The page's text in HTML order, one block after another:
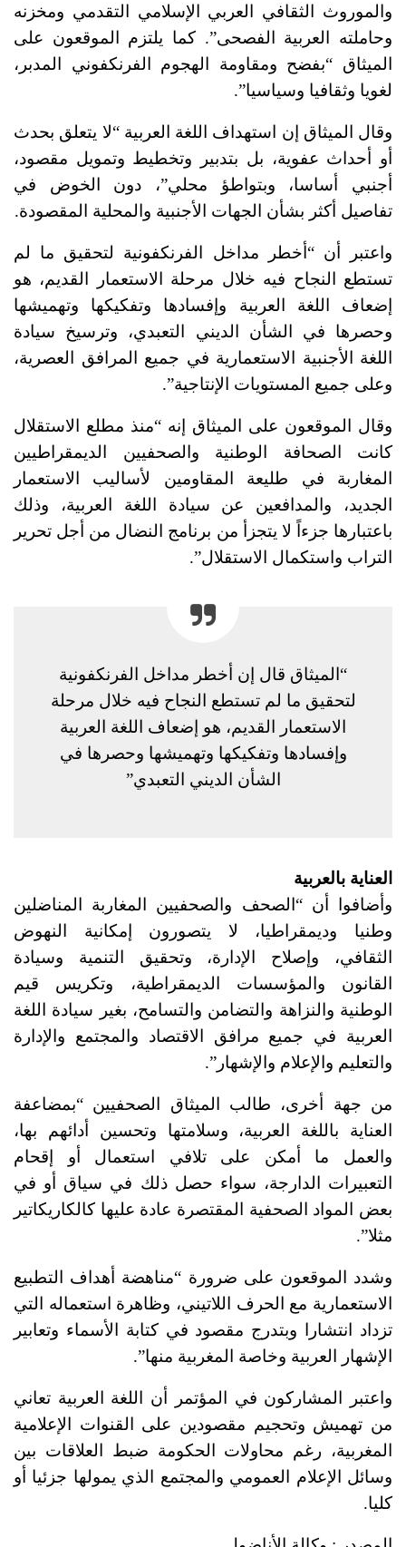
والموروث الثقافي العربي الإسلامي التقدمي ومخزنه
وحاملته العربية الفصحى”. كما يلتزم الموقعون على
الميثاق “بفضح ومقاومة الهجوم الفرنكفوني المدبر،
لغويا وثقافيا وسياسيا”.
وقال الميثاق إن استهداف اللغة العربية “لا يتعلق بحدث
أو أحداث عفوية، بل بتدبير وتخطيط وتمويل مقصود،
أجنبي أساسا، وبتواطؤ محلي”، دون الخوض في
تفاصيل أكثر بشأن الجهات الأجنبية والمحلية المقصودة.
واعتبر أن “أخطر مداخل الفرنكفونية لتحقيق ما لم
تستطع النجاح فيه خلال مرحلة الاستعمار القديم، هو
إضعاف اللغة العربية وإفسادها وتفكيكها وتهميشها
وحصرها في الشأن الديني التعبدي، وترسيخ سيادة
اللغة الأجنبية الاستعمارية في جميع المرافق العصرية،
وعلى جميع المستويات الإنتاجية”.
وقال الموقعون على الميثاق إنه “منذ مطلع الاستقلال
كانت الصحافة الوطنية والصحفيين الديمقراطيين
المغاربة في طليعة المقاومين لأساليب الاستعمار
الجديد، والمدافعين عن سيادة اللغة العربية، وذلك
باعتبارها جزءاً لا يتجزأ من برنامج النضال من أجل تحرير
التراب واستكمال الاستقلال”.
“الميثاق قال إن أخطر مداخل الفرنكفونية
لتحقيق ما لم تستطع النجاح فيه خلال مرحلة
الاستعمار القديم، هو إضعاف اللغة العربية
وإفسادها وتفكيكها وتهميشها وحصرها في
الشأن الديني التعبدي”
العناية بالعربية
وأضافوا أن “الصحف والصحفيين المغاربة المناضلين
وطنيا وديمقراطيا، لا يتصورون إمكانية النهوض
الثقافي، وإصلاح الإدارة، وتحقيق التنمية وسيادة
القانون والمؤسسات الديمقراطية، وتكريس قيم
الوطنية والنزاهة والتضامن والتسامح، بغير سيادة اللغة
العربية في جميع مرافق الاقتصاد والمجتمع والإدارة
والتعليم والإعلام والإشهار”.
من جهة أخرى، طالب الميثاق الصحفيين “بمضاعفة
العناية باللغة العربية، وسلامتها وتحسين أدائهم بها،
والعمل ما أمكن على تلافي استعمال أو إقحام
التعبيرات الدارجة، سواء حصل ذلك في سياق أو في
بعض المواد الصحفية المقتصرة عادة عليها كالكاريكاتير
مثلا”.
وشدد الموقعون على ضرورة “مناهضة أهداف التطبيع
الاستعمارية مع الحرف اللاتيني، وظاهرة استعماله التي
تزداد انتشارا وبتدرج مقصود في كتابة الأسماء وتعابير
الإشهار العربية وخاصة المغربية منها”.
واعتبر المشاركون في المؤتمر أن اللغة العربية تعاني
من تهميش وتحجيم مقصودين على القنوات الإعلامية
المغربية، رغم محاولات الحكومة ضبط العلاقات بين
وسائل الإعلام العمومي والمجتمع الذي يمولها جزئيا أو
كليا.